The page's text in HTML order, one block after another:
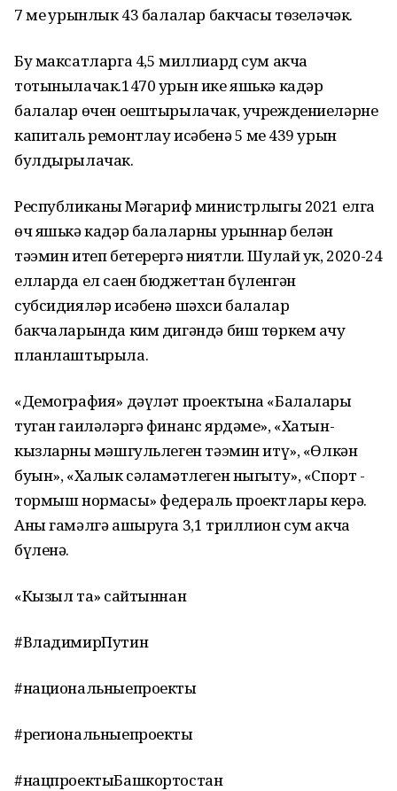
7 мең урынлык 43 балалар бакчасы төзеләчәк.
Бу максатларга 4,5 миллиард сум акча
тотынылачак.1470 урын ике яшькә кадәр
балалар өчен оештырылачак, учреждениеләрне
капиталь ремонтлау исәбенә 5 мең 439 урын
булдырылачак.
Республиканың Мәгариф министрлыгы 2021 елга
өч яшькә кадәр балаларны урыннар белән
тәэмин итеп бетерергә ниятли. Шулай ук, 2020-24
елларда ел саен бюджеттан бүленгән
субсидияләр исәбенә шәхси балалар
бакчаларында ким дигәндә биш төркем ачу
планлаштырыла.
«Демография» дәүләт проектына «Балалары
туган гаиләләргә финанс ярдәме», «Хатын-
кызларның мәшгульлеген тәэмин итү», «Өлкән
буын», «Халык сәламәтлеген ныгыту», «Спорт -
тормыш нормасы» федераль проектлары керә.
Аны гамәлгә ашыруга 3,1 триллион сум акча
бүленә.
«Кызыл таң» сайтыннан
#ВладимирПутин
#национальныепроекты
#региональныепроекты
#нацпроектыБашкортостан